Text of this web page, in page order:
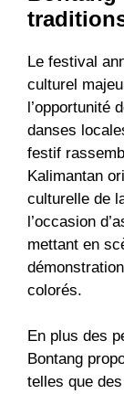
Le festival
culturel
l’opportunité
danses
festif
Kalimantan
culturelle de
l’occasion
mettant en
colorés.
En plus des
Bontang
telles que